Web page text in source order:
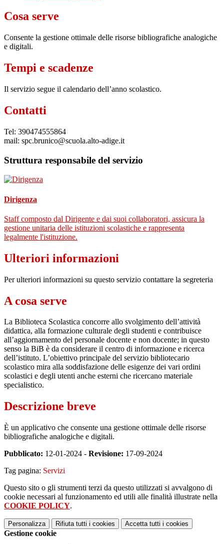
Cosa serve
Consente la gestione ottimale delle risorse bibliografiche analogiche
e digitali.
Tempi e scadenze
Il servizio segue il calendario dell’anno scolastico.
Contatti
Tel: 390474555864
mail: spc.brunico@scuola.alto-adige.it
Struttura responsabile del servizio
Dirigenza
Staff composto dal Dirigente e dai suoi collaboratori, assicura la
gestione unitaria delle istituzioni scolastiche e rappresenta
legalmente l'istituzione.
Ulteriori informazioni
Per ulteriori informazioni su questo servizio contattare la segreteria
A cosa serve
La Biblioteca Scolastica concorre allo svolgimento dell’attività
didattica, alla formazione culturale degli studenti e contribuisce
all’aggiornamento del personale docente e non docente; in questo
senso la BiB è da considerare il centro di informazione e ricerca
dell’istituto. L’obiettivo principale del servizio bibliotecario
scolastico mira alla soddisfazione delle esigenze dei vari ordini
scolastici e degli utenti anche esterni che ricercano materiale
specialistico.
Descrizione breve
È un applicativo che consente una gestione ottimale delle risorse
bibliografiche analogiche e digitali.
Pubblicato: 12-01-2024 - Revisione: 17-09-2024
Tag pagina: Servizi
Questo sito o gli strumenti terzi da questo utilizzati si avvalgono di
cookie necessari al funzionamento ed utili alle finalità illustrate nella
COOKIE POLICY.
Personalizza Rifiuta tutti i cookies Accetta tutti i cookies
Gestione cookie